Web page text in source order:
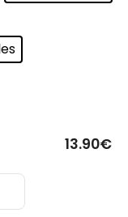
13.90€
Premium - Rose